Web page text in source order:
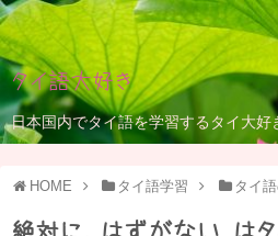
タイ語大好き
日本国内でタイ語を学習するタイ大
HOME タイ語学習 タイ